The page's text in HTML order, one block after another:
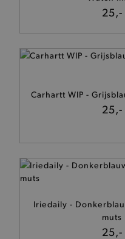
25,-
Carhartt WIP -
25,-
Iriedaily -
muts
25,-